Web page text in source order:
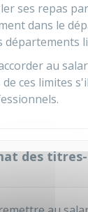
ses repas
dans le
départements
au
ces limites
des titres-